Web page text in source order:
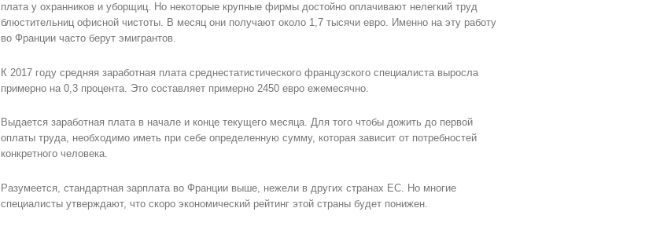
плата у охранников и уборщиц. Но некоторые крупные фирмы достойно оплачивают нелегкий труд
блюстительниц офисной чистоты. В месяц они получают около 1,7 тысячи евро. Именно на эту работу
во Франции часто берут эмигрантов.
К 2017 году средняя заработная плата среднестатистического французского специалиста выросла
примерно на 0,3 процента. Это составляет примерно 2450 евро ежемесячно.
Выдается заработная плата в начале и конце текущего месяца. Для того чтобы дожить до первой
оплаты труда, необходимо иметь при себе определенную сумму, которая зависит от потребностей
конкретного человека.
Разумеется, стандартная зарплата во Франции выше, нежели в других странах ЕС. Но многие
специалисты утверждают, что скоро экономический рейтинг этой страны будет понижен.